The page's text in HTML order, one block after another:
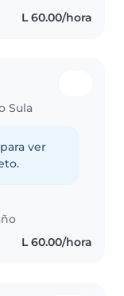
L 60.00/hora
Sula
ver
L 60.00/hora